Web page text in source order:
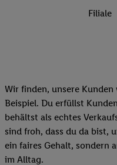
Filiale
Wir finden, unsere Kunden
Beispiel. Du erfüllst
behältst als echtes
sind froh, dass du da bist,
ein faires Gehalt, sondern
im Alltag.